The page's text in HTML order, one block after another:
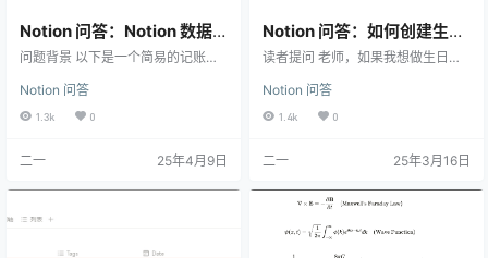
Notion 问答：Notion 数据
库记账，如何自动更新账户
问题背景 以下是一个简易的记账模
产分布」数据库中，实时更新每个
月的最新余额情况 解法参考 首先将
函数，用来显示每个账户分别的最
修改这段函数即可。 简单解释一下
个变量： ⁠zfb：3 月记录…
Notion 问答
1.3k 0
二一 25年4月9日
Notion 问答：如何创建生日
倒计时提醒？
读者提问 老师，如果我想做生日倒
年都能提醒我这个生日还剩多少
天？ 我的回答 分析一下 简单分析一
今天 今年的生日已经过了 因为存在
s () 函数，然后将「生日日期」与 to
day () 这个内置的函数进行比较。
关联课程 ifs() 函数解析：《Noti…
Notion 问答
1.4k 0
二一 25年3月16日